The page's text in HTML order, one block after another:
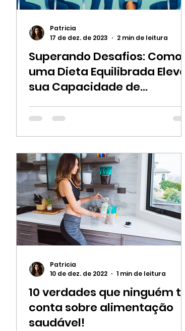
Superando Desafios: Como
uma Dieta Equilibrada Eleva
sua Capacidade de
Patricia
17 de dez. de 2023
2 min de leitura
10 verdades que ninguém te
conta sobre alimentação
saudável!
Patricia
10 de dez. de 2022
1 min de leitura